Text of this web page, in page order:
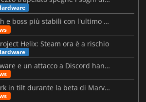
Palworld: Sunreach e boss più stabili con l'ultimo update
Helix: Steam ora è a rischio
Le mappe dei malware e un attacco a Discord hanno colpito Meccha Chameleon
PlayStation Network in tilt durante la beta di Marvel Tōkon